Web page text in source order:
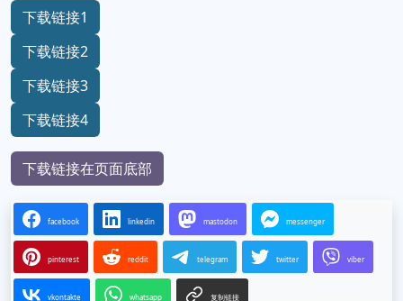
下载链接1
下载链接2
下载链接3
下载链接4
下载链接在页面底部
facebook linkedin mastodon messenger
pinterest reddit telegram twitter viber
vkontakte whatsapp 复制链接